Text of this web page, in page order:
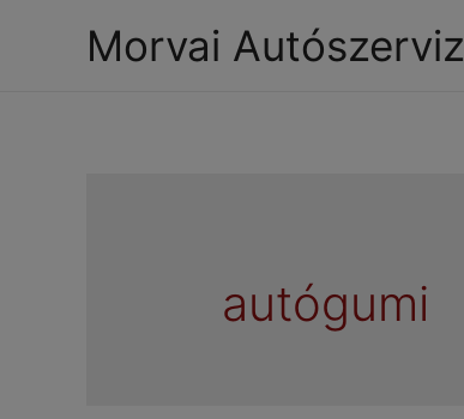
Morvai Autószerviz
autógumi